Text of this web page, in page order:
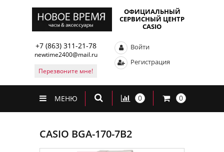
ОФИЦИАЛЬНЫЙ
СЕРВИСНЫЙ ЦЕНТР
CASIO
+7 (863) 311-21-78
newtime2400@mail.ru
Перезвоните мне!
Войти
Регистрация
МЕНЮ 0 0
CASIO BGA-170-7B2